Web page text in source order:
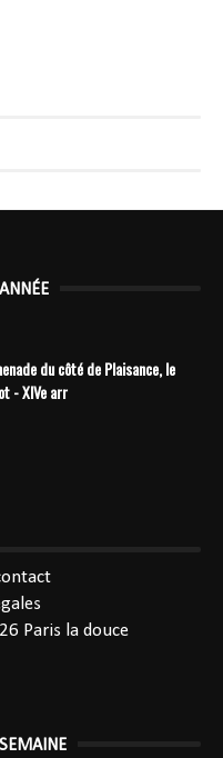
du côté de Plaisance, le
- XIVe arr
Paris la douce